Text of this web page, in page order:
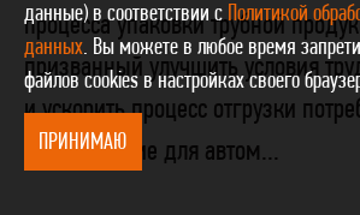
процесса упаковки трубной
призванный улучшить условия
и ускорить процесс отгрузки
оборудование для автом...
данные) в соответствии с Политикой
данных. Вы можете в любое время
файлов cookies в настройках своего
ПРИНИМАЮ